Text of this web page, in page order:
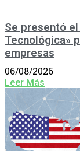
Se presentó
Tecnológica»
empresas
06/08/2026
Leer Más